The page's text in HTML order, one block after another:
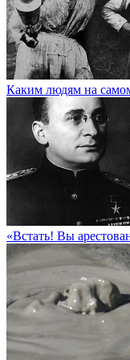
Каким людям на
«Встать! Вы